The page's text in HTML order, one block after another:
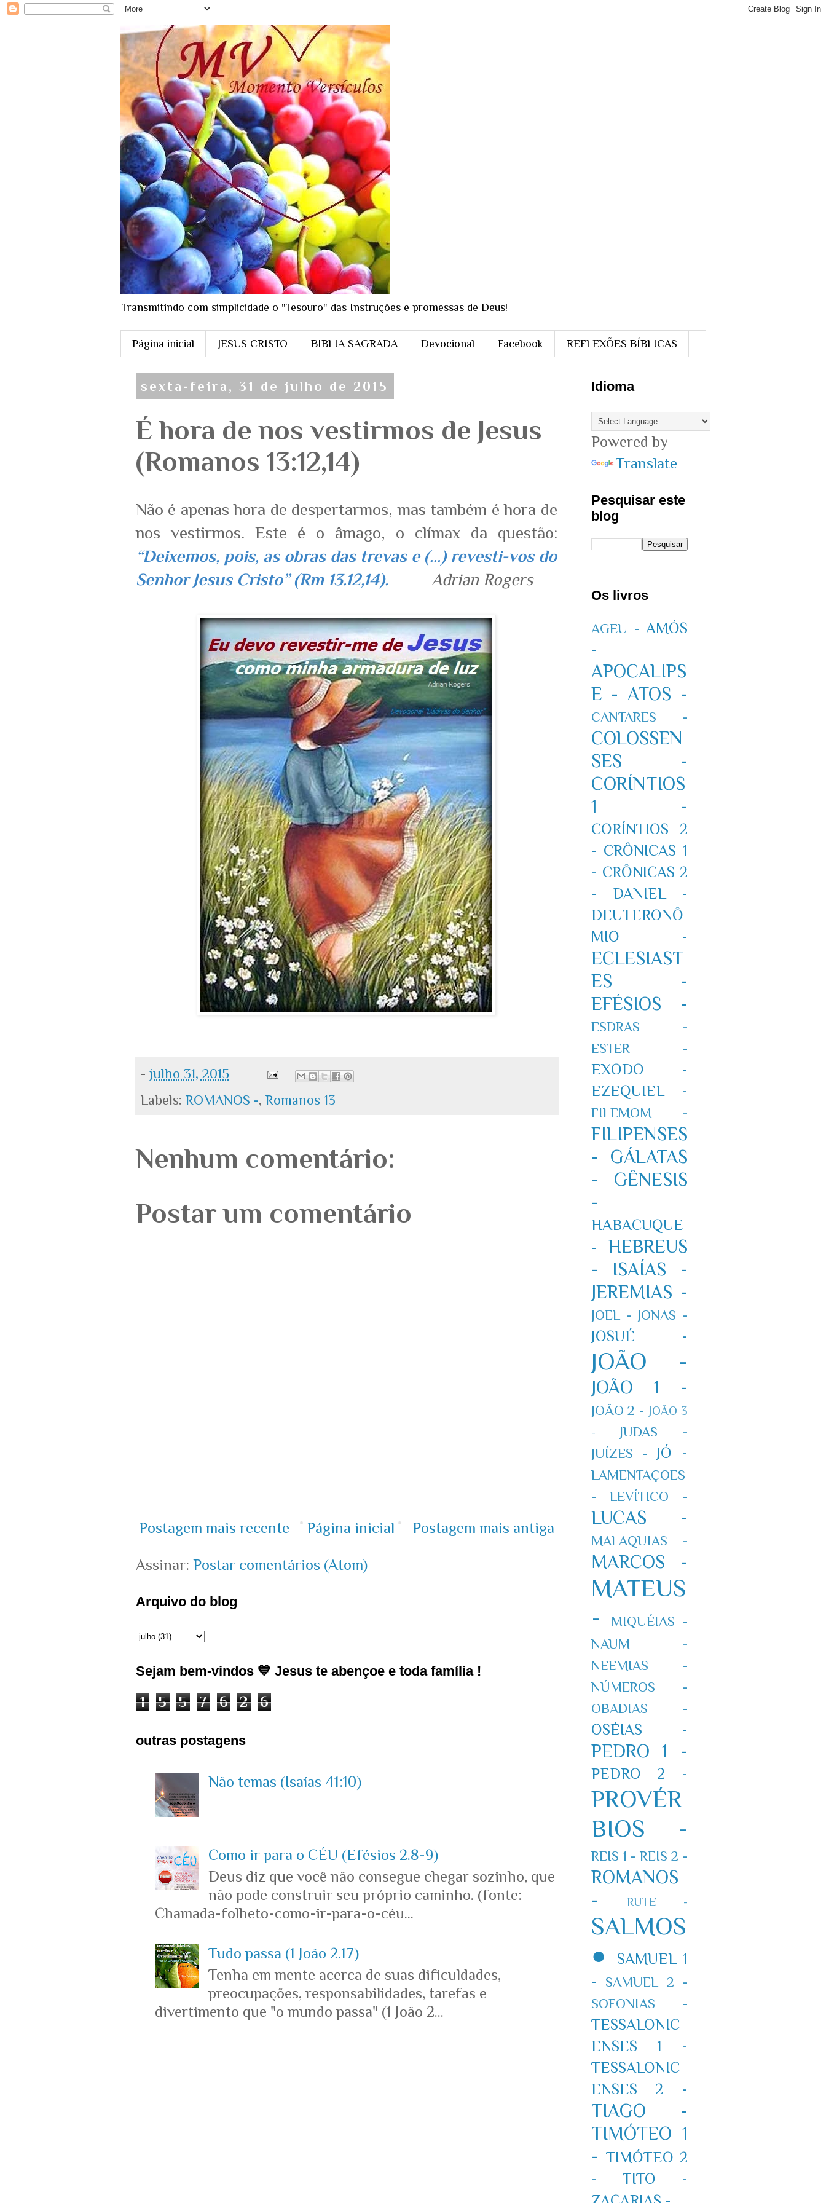
Transmitindo com simplicidade o "Tesouro" das Instruções e promessas de Deus!
Página inicial JESUS CRISTO BIBLIA SAGRADA Devocional Facebook REFLEXÕES BÍBLICAS
sexta-feira, 31 de julho de 2015
É hora de nos vestirmos de Jesus
(Romanos 13:12,14)
Não é apenas hora de despertarmos, mas também é hora de
nos vestirmos. Este é o âmago, o clímax da questão:
“Deixemos, pois, as obras das trevas e (...) revesti-vos do
Senhor Jesus Cristo” (Rm 13.12,14). Adrian Rogers
- julho 31, 2015
Labels: ROMANOS -, Romanos 13
Nenhum comentário:
Postar um comentário
Postagem mais recente Postagem mais antiga
Página inicial
Assinar: Postar comentários (Atom)
Arquivo do blog
Sejam bem-vindos 💙 Jesus te abençoe e toda família !
1 5 5 7 6 2 6
outras postagens
Não temas (Isaías 41:10)
Como ir para o CÉU (Efésios 2.8-9)
Deus diz que você não consegue chegar sozinho, que
não pode construir seu próprio caminho. (fonte:
Chamada-folheto-como-ir-para-o-céu...
Tudo passa (1 João 2.17)
Tenha em mente acerca de suas dificuldades,
preocupações, responsabilidades, tarefas e
divertimento que "o mundo passa" (1 João 2...
Idioma
Powered by
Translate
Pesquisar este
blog
Os livros
AGEU - AMÓS
-
APOCALIPS
E - ATOS -
CANTARES -
COLOSSEN
SES -
CORÍNTIOS
1 -
CORÍNTIOS 2
- CRÔNICAS 1
- CRÔNICAS 2
-
DANIEL -
DEUTERONÔ
MIO -
ECLESIAST
ES -
EFÉSIOS -
ESDRAS -
ESTER -
EXODO -
EZEQUIEL -
FILEMOM -
FILIPENSES
-
GÁLATAS
-
GÊNESIS
-
HABACUQUE
-
HEBREUS
-
ISAÍAS -
JEREMIAS -
JOEL - JONAS -
JOSUÉ -
JOÃO -
JOÃO 1 -
JOÃO 2 - JOÃO 3
-
JUDAS -
JUÍZES -
JÓ -
LAMENTAÇÕES
-
LEVÍTICO -
LUCAS -
MALAQUIAS -
MARCOS -
MATEUS
-
MIQUÉIAS -
NAUM -
NEEMIAS -
NÚMEROS -
OBADIAS -
OSÉIAS -
PEDRO 1 -
PEDRO 2 -
PROVÉR
BIOS -
REIS 1 - REIS 2 -
ROMANOS
-
RUTE -
SALMOS
●
SAMUEL 1
-
SAMUEL 2 -
SOFONIAS -
TESSALONIC
ENSES 1 -
TESSALONIC
ENSES 2 -
TIAGO -
TIMÓTEO 1
- TIMÓTEO 2
-
TITO -